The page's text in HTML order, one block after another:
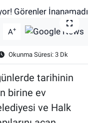
A+
Okunma Süresi: 3 Dk
tarihinin
birine ev
ve Halk